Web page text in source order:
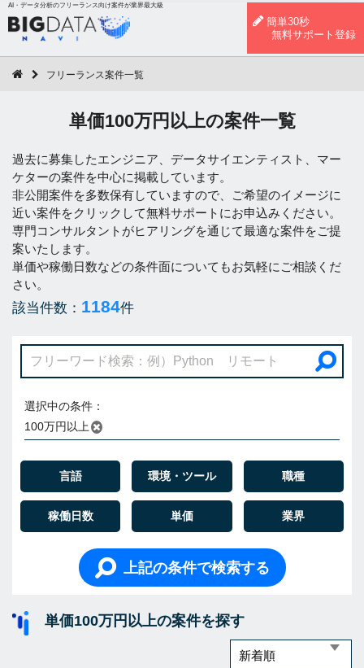
AI・データ分析のフリーランス向け案件が業界最大級
簡単30秒
無料サポート登録
フリーランス案件一覧
単価100万円以上の案件一覧
過去に募集したエンジニア、データサイエンティスト、マー
ケターの案件を中心に掲載しています。
非公開案件を多数保有していますので、ご希望のイメージに
近い案件をクリックして無料サポートにお申込みください。
専門コンサルタントがヒアリングを通じて最適な案件をご提
案いたします。
単価や稼働日数などの条件面についてもお気軽にご相談くだ
さい。
該当件数： 1184件
選択中の条件：
100万円以上
言語 環境・ツール 職種
稼働日数 単価 業界
上記の条件で検索する
単価100万円以上の案件を探す